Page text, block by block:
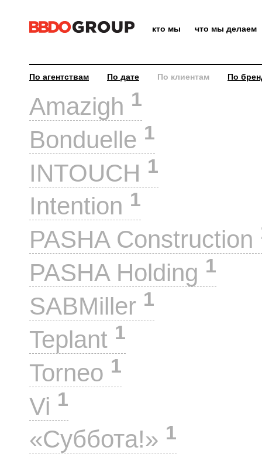
кто мы что мы делаем
По агентствам По дате По клиентам По
Amazigh 1
Bonduelle 1
INTOUCH 1
Intention 1
PASHA Construction
PASHA Holding 1
SABMiller 1
Teplant 1
Torneo 1
Vi 1
«Суббота!» 1